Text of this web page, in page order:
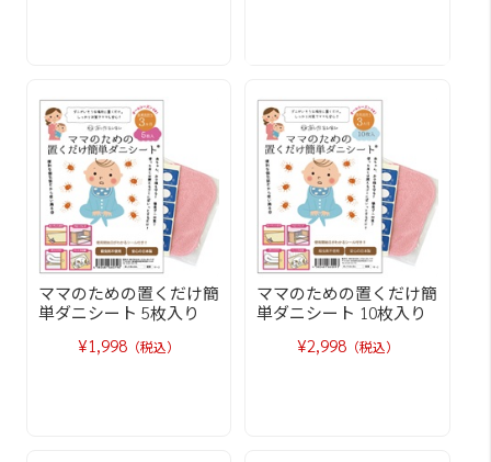
ママのための置くだけ簡
単ダニシート 5枚入り
¥1,998 （税込）
ママのための置くだけ簡
単ダニシート 10枚入り
¥2,998（税込）